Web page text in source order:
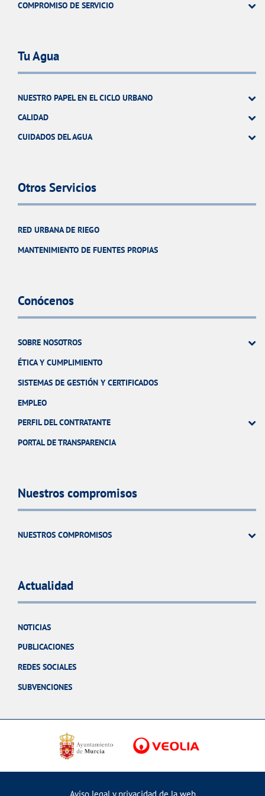
COMPROMISO DE SERVICIO
Tu Agua
NUESTRO PAPEL EN EL CICLO URBANO
CALIDAD
CUIDADOS DEL AGUA
Otros Servicios
RED URBANA DE RIEGO
MANTENIMIENTO DE FUENTES PROPIAS
Conócenos
SOBRE NOSOTROS
ÉTICA Y CUMPLIMIENTO
SISTEMAS DE GESTIÓN Y CERTIFICADOS
EMPLEO
PERFIL DEL CONTRATANTE
PORTAL DE TRANSPARENCIA
Nuestros compromisos
NUESTROS COMPROMISOS
Actualidad
NOTICIAS
PUBLICACIONES
REDES SOCIALES
SUBVENCIONES
Aviso legal y privacidad de la web